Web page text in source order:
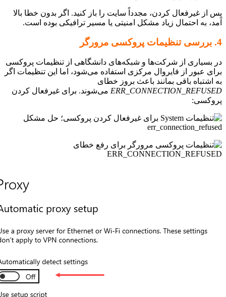
غیرفعال کردن، مجدداً سایت را باز کنید. اگر بدون خطا بالا
به احتمال زیاد مشکل امنیتی یا مسیر ترافیکی بوده است.
از شرکت‌ها و شبکه‌های دانشگاهی از تنظیمات پروکسی
عبور از فایروال مرکزی استفاده می‌شود، اما این تنظیمات اگر
باقی بمانند باعث بروز خطای
می‌شوند. برای غیرفعال کردن